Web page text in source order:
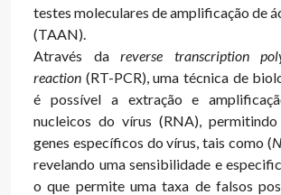
testes moleculares de amplificação de
(TAAN).
Através dareverse
transcription
reaction (RT-PCR), uma técnica de
é possível a extração e
nucleicos do vírus (RNA),
genes específicos do vírus, tais como (
revelando uma sensibilidade e
o que permite uma taxa de falsos